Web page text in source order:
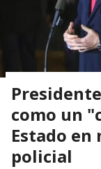
como un
Estado en
policial